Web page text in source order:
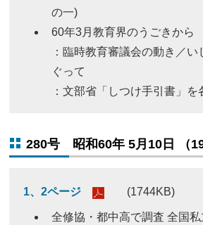
の一)
60年3月教育界のうごきから
：臨時教育審議会の動き／い
ぐって
：文部省「しつけ手引書」を
280号 昭和60年 5月10日 （
1、2ページ (1744KB)
全修協・都中高で調査 全国